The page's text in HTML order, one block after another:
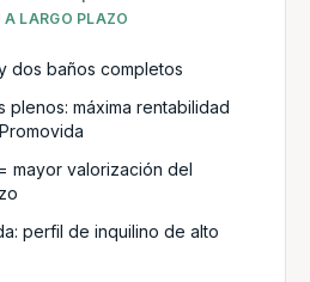
A LARGO PLAZO
dos baños completos
plenos: máxima rentabilidad
mayor valorización del
perfil de inquilino de alto